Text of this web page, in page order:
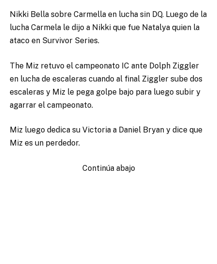
Nikki Bella sobre Carmella en lucha sin DQ. Luego de la
lucha Carmela le dijo a Nikki que fue Natalya quien la
ataco en Survivor Series.
The Miz retuvo el campeonato IC ante Dolph Ziggler
en lucha de escaleras cuando al final Ziggler sube dos
escaleras y Miz le pega golpe bajo para luego subir y
agarrar el campeonato.
Miz luego dedica su Victoria a Daniel Bryan y dice que
Miz es un perdedor.
Continúa abajo